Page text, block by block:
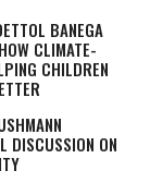
BANEGA
CLIMATE-
CHILDREN
DISCUSSION ON